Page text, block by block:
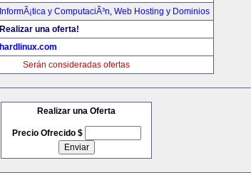
InformÃ¡tica y ComputaciÃ³n, Web Hosting y Dominios
Realizar una oferta!
hardlinux.com
Serán consideradas ofertas
Realizar una Oferta
Precio Ofrecido $